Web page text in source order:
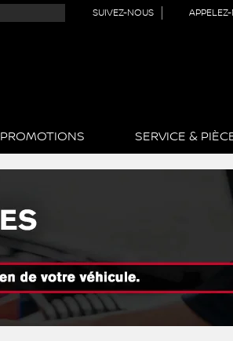
SUIVEZ-NOUS
PROMOTIONS SERVICE &